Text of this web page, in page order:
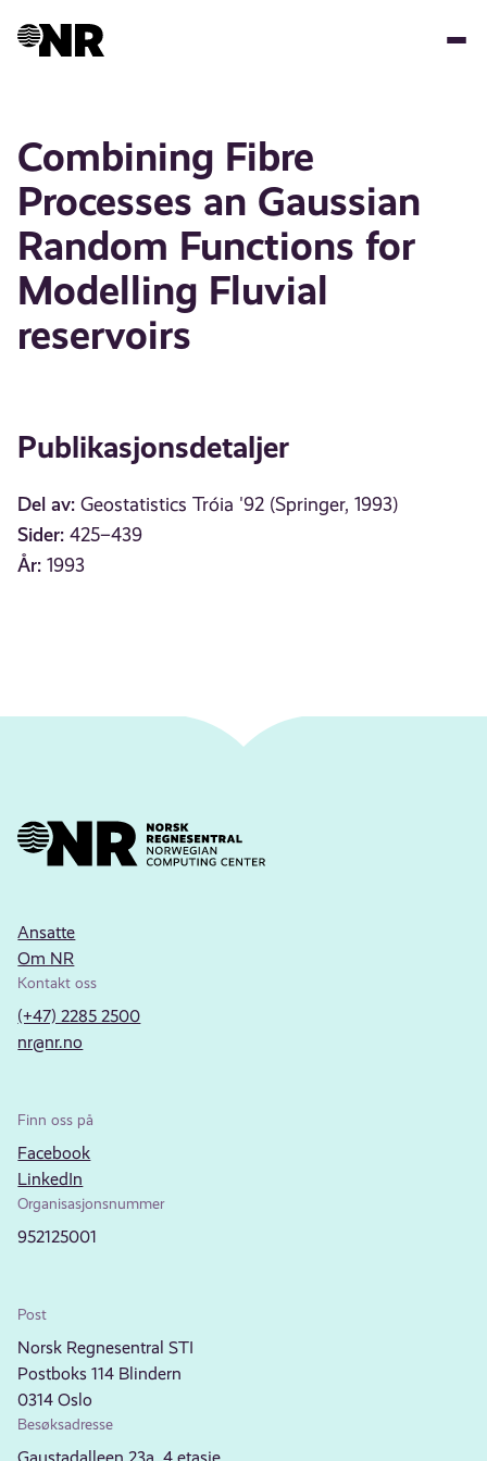
Combining Fibre
Processes an Gaussian
Random Functions for
Modelling Fluvial
reservoirs
Publikasjonsdetaljer
Del av: Geostatistics Tróia '92 (Springer, 1993)
Sider: 425–439
År: 1993
Ansatte
Om NR
Kontakt oss
(+47) 2285 2500
nr@nr.no
Finn oss på
Facebook
LinkedIn
Organisasjonsnummer
952125001
Post
Norsk Regnesentral STI
Postboks 114 Blindern
0314 Oslo
Besøksadresse
Gaustadalleen 23a, 4.etasje